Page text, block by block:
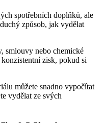
spotřebních doplňků, ale
způsob, jak vydělat
smlouvy nebo chemické
zisk, pokud si
můžete snadno vypočítat
vydělat ze svých